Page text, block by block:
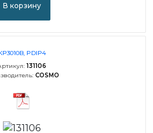
В корзину
PDIP4
131106
COSMO